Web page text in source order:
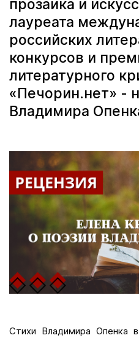
прозаика и
лауреата
российских
конкурсов и
литературного
«Печорин.нет» -
Владимира
Стихи Владимира Опенка